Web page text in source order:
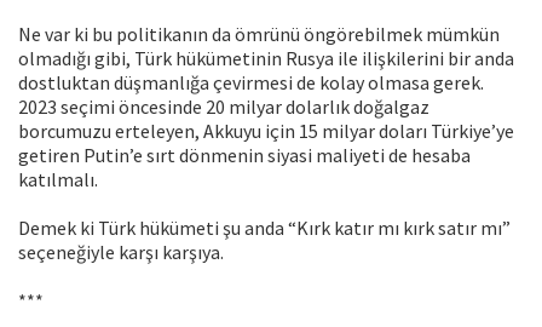
Ne var ki bu politikanın da ömrünü öngörebilmek mümkün
olmadığı gibi, Türk hükümetinin Rusya ile ilişkilerini bir anda
dostluktan düşmanlığa çevirmesi de kolay olmasa gerek.
2023 seçimi öncesinde 20 milyar dolarlık doğalgaz
borcumuzu erteleyen, Akkuyu için 15 milyar doları Türkiye’ye
getiren Putin’e sırt dönmenin siyasi maliyeti de hesaba
katılmalı.
Demek ki Türk hükümeti şu anda “Kırk katır mı kırk satır mı”
seçeneğiyle karşı karşıya.
***